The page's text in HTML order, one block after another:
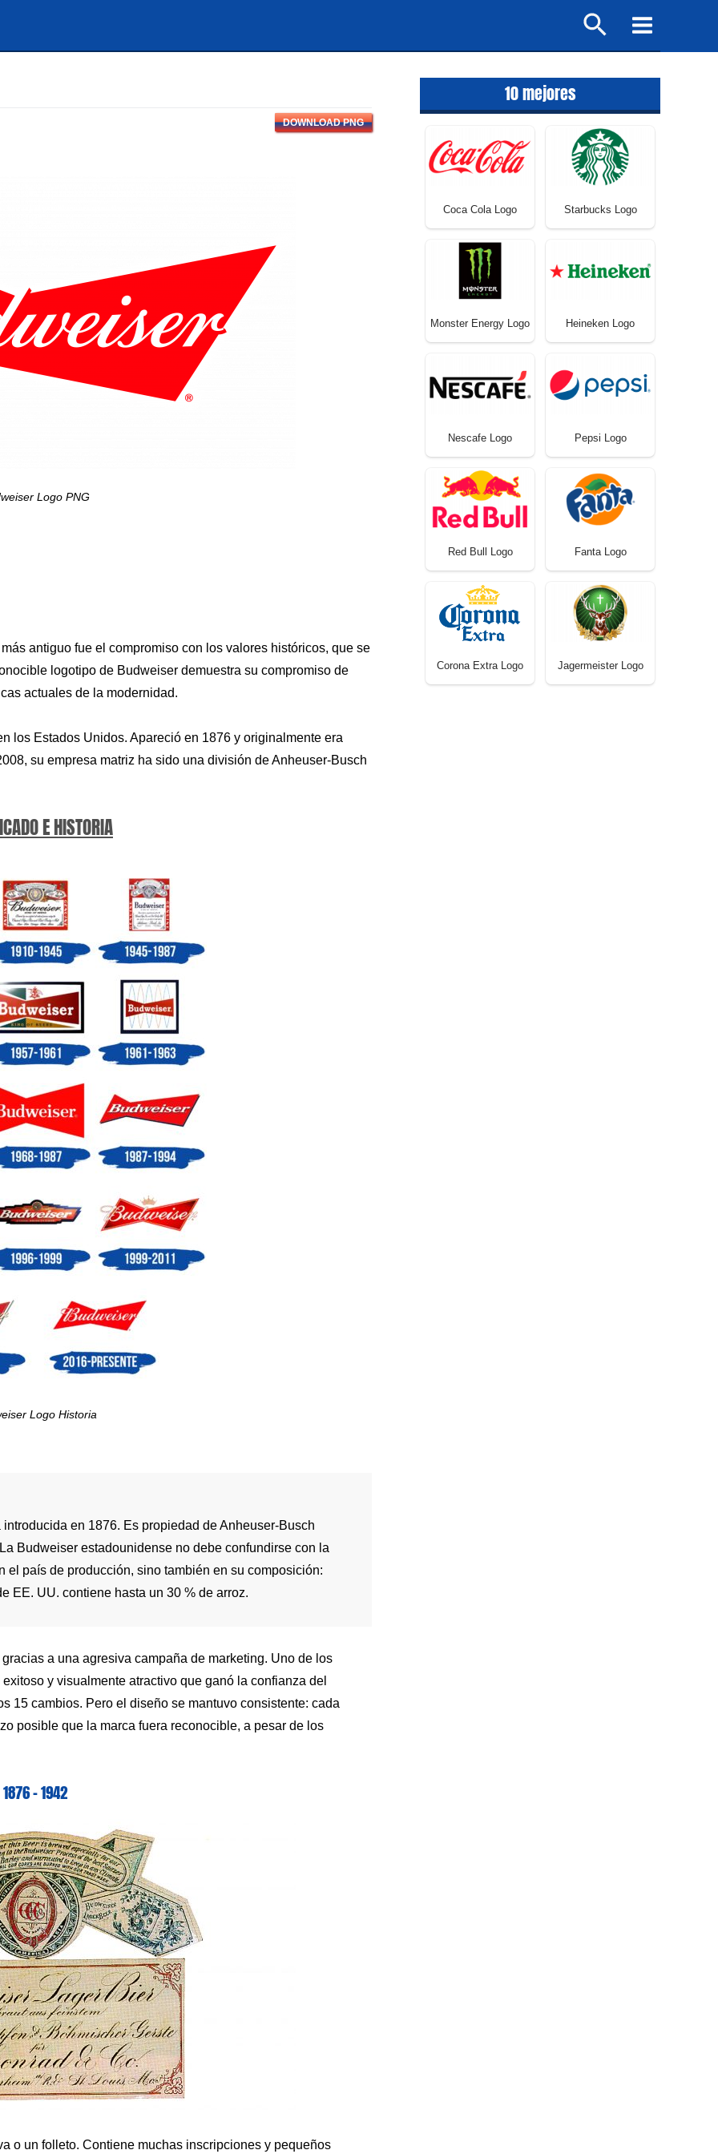
Buscar
Main
Menu
DOWNLOAD PNG
Logo PNG
antiguo fue el compromiso con los valores históricos, que se
logotipo de Budweiser demuestra su compromiso de
actuales de la modernidad.
los Estados Unidos. Apareció en 1876 y originalmente era
su empresa matriz ha sido una división de Anheuser-Busch
E HISTORIA
Logo Historia
en 1876. Es propiedad de Anheuser-Busch
Budweiser estadounidense no debe confundirse con la
el país de producción, sino también en su composición:
EE. UU. contiene hasta un 30 % de arroz.
a una agresiva campaña de marketing. Uno de los
y visualmente atractivo que ganó la confianza del
15 cambios. Pero el diseño se mantuvo consistente: cada
posible que la marca fuera reconocible, a pesar de los
1876 – 1942
o un folleto. Contiene muchas inscripciones y pequeños
10 mejores
Coca Cola Logo Starbucks Logo
Monster Energy Logo Heineken Logo
Nescafe Logo Pepsi Logo
Red Bull Logo Fanta Logo
Corona Extra Logo Jagermeister Logo